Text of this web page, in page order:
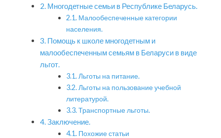
Многодетные семьи в Республике Беларусь.
Малообеспеченные категории
населения.
Помощь к школе многодетным и
малообеспеченным семьям в Беларуси в виде
льгот.
Льготы на питание.
Льготы на пользование учебной
литературой.
Транспортные льготы.
Заключение.
Похожие статьи